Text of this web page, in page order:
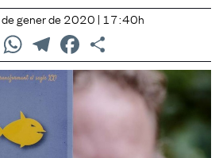
gener de 2020 | 17:40h
WhatsAppTelegramFacebook